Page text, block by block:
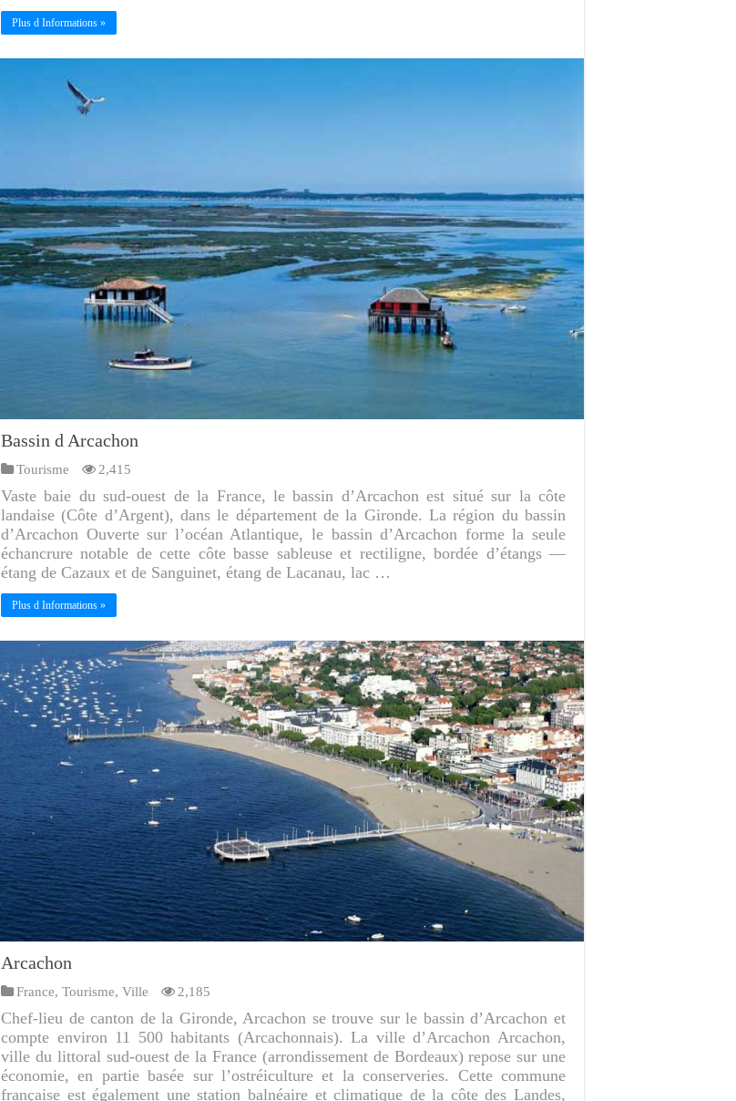
Plus d Informations »
Bassin d Arcachon
Tourisme 2,415
Vaste baie du sud-ouest de la France, le bassin d’Arcachon est situé sur la côte
landaise (Côte d’Argent), dans le département de la Gironde. La région du bassin
d’Arcachon Ouverte sur l’océan Atlantique, le bassin d’Arcachon forme la seule
échancrure notable de cette côte basse sableuse et rectiligne, bordée d’étangs —
étang de Cazaux et de Sanguinet, étang de Lacanau, lac …
Plus d Informations »
Arcachon
France, Tourisme, Ville 2,185
Chef-lieu de canton de la Gironde, Arcachon se trouve sur le bassin d’Arcachon et
compte environ 11 500 habitants (Arcachonnais). La ville d’Arcachon Arcachon,
ville du littoral sud-ouest de la France (arrondissement de Bordeaux) repose sur une
économie, en partie basée sur l’ostréiculture et la conserveries. Cette commune
française est également une station balnéaire et climatique de la côte des Landes,